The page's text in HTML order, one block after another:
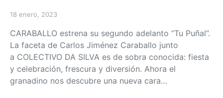
Posted on
18 enero, 2023
CARABALLO estrena su segundo adelanto “Tu Puñal”.
La faceta de Carlos Jiménez Caraballo junto
a COLECTIVO DA SILVA es de sobra conocida: fiesta
y celebración, frescura y diversión. Ahora el
granadino nos descubre una nueva cara…